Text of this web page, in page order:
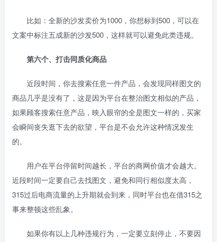
比如：全新的沙发卖价为1000，你想标到500，可以在
文案中标注五成新的沙发500，这样就可以避免此类违规。
第六个、打击同质化商品
近段时间，你去搜索任意一件产品，会发现同样图文的
商品几乎是没有了，这是因为平台在整治图文相似的产品，
如果顾客搜索任意产品，映入眼帘的全是图文一样的，买家
会瞬间丧失逛下去的欲望，平台是不会允许这种情况发生
的。
用户在平台停留时间越长，平台的商网价值才会越大。
近段时间一定要自己去找图文，避免和同行相似度太高，
315过后电商流量的上升期就会到来，同时平台也在借315之
事来整顿这些乱象。
如果你有以上几种违规行为，一定要立刻停止，不要因